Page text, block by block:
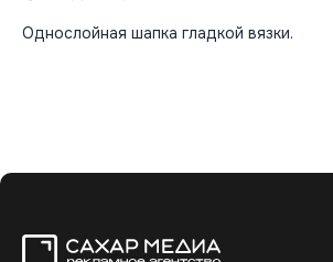
Однослойная шапка гладкой вязки.